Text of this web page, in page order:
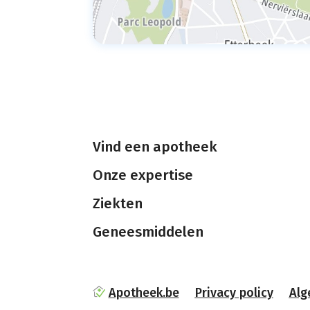
Vind een apotheek
Onze expertise
Ziekten
Geneesmiddelen
Apotheek.be Privacy policy